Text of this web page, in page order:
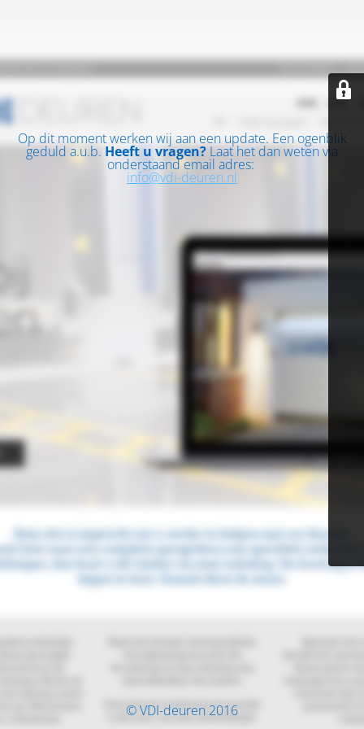
Op dit moment werken wij aan een update. Een ogenblik
geduld a.u.b. Heeft u vragen? Laat het dan weten via
onderstaand email adres:
info@vdi-deuren.nl
© VDI-deuren 2016